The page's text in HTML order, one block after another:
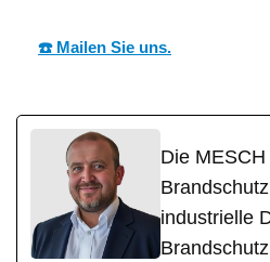
☎️ Mailen Sie uns.
Die
industrielle